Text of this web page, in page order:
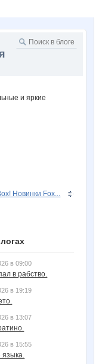
Новинки Fox...
в 09:00
в рабство.
в 19:19
в 13:07
в 15:55
языка.